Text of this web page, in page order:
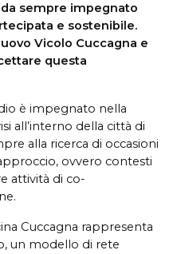
sempre impegnato
e sostenibile.
Vicolo Cuccagna e
questa
è impegnato nella
all’interno della città di
alla ricerca di occasioni
ovvero contesti
attività di co-
Cuccagna rappresenta
un modello di rete